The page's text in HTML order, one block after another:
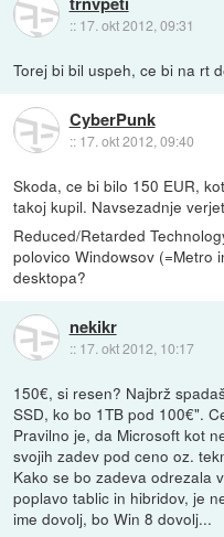
:: 17. okt 2012, 09:31
Torej bi bil uspeh, ce bi na rt
CyberPunk
:: 17. okt 2012, 09:40
Skoda, ce bi bilo 150 EUR,
takoj kupil. Navsezadnje
Reduced/Retarded
polovico Windowsov (=Metro
desktopa?
nekikr
:: 17. okt 2012, 10:17
150€, si resen? Najbrž
SSD, ko bo 1TB pod 100€".
Pravilno je, da Microsoft kot
svojih zadev pod ceno oz.
Kako se bo zadeva odrezala
poplavo tablic in hibridov, je
ime dovolj, bo Win 8 dovolj...